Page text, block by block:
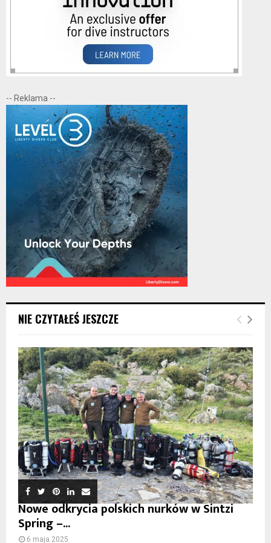
-- Reklama --
NIE CZYTAŁEŚ JESZCZE
Nowe odkrycia polskich nurków w Sintzi
Spring –...
6 maja 2025